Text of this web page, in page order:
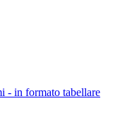
- in formato tabellare